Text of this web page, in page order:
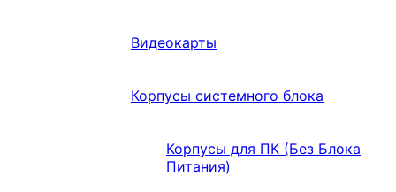
Видеокарты
Корпусы системного блока
Корпусы для ПК (Без Блока
Питания)